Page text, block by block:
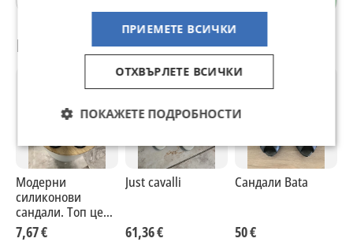
Препоръчани за теб
Модерни
силиконови
сандали. Топ цена
само 15.00 лева.
7,67 €
Just cavalli
61,36 €
Сандали Bata
50 €
ПРИЕМЕТЕ ВСИЧКИ
ОТХВЪРЛЕТЕ ВСИЧКИ
ПОКАЖЕТЕ ПОДРОБНОСТИ